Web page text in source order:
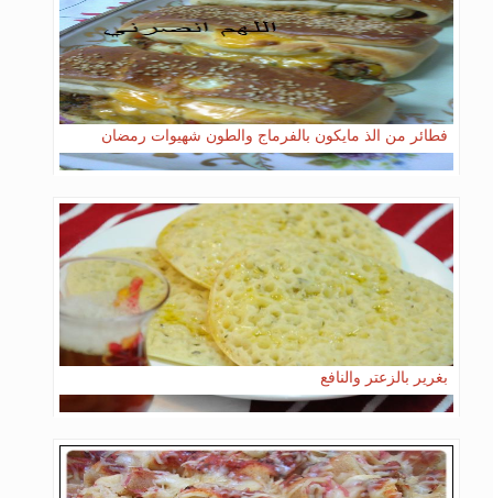
فطائر من الذ مايكون بالفرماج والطون شهيوات رمضان
بغرير بالزعتر والنافع